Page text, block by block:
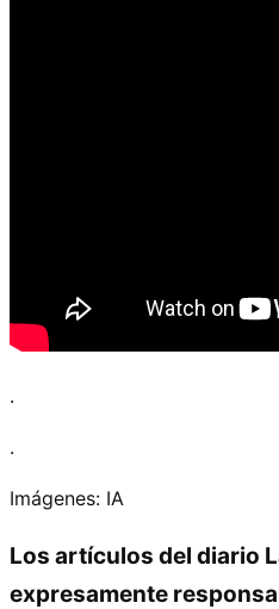
.
.
Imágenes: IA
Los artículos del diario
expresamente